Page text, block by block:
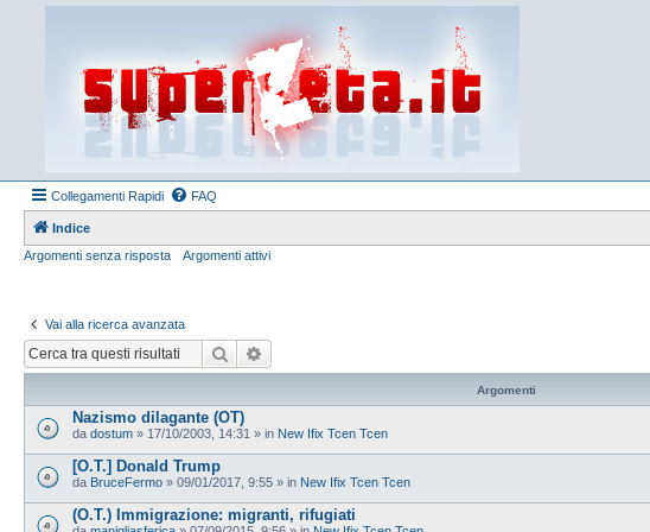
Collegamenti Rapidi FAQ
Indice
Argomenti senza risposta
Argomenti attivi
Vai alla ricerca avanzata
Cerca
Argomenti
Nazismo dilagante (OT)
da dostum » 17/10/2003, 14:31 » in New Ifix Tcen Tcen
[O.T.] Donald Trump
da BruceFermo » 09/01/2017, 9:55 » in New Ifix Tcen Tcen
(O.T.) Immigrazione: migranti, rifugiati